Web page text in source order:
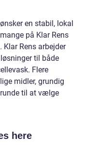
en stabil, lokal
på Klar Rens
Rens arbejder
til både
Flere
midler, grundig
til at vælge
here